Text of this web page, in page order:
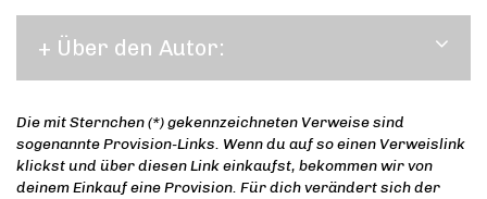
+ Über den Autor:
Die mit Sternchen (*) gekennzeichneten Verweise sind
sogenannte Provision-Links. Wenn du auf so einen Verweislink
klickst und über diesen Link einkaufst, bekommen wir von
deinem Einkauf eine Provision. Für dich verändert sich der